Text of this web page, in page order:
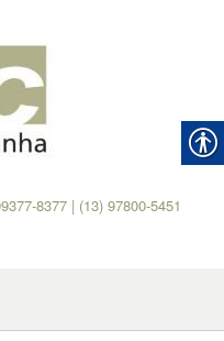
8377 | (13) 97800-5451